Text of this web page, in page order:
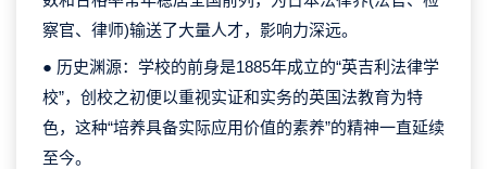
察官、律师)输送了大量人才，影响力深远。
● 历史渊源：学校的前身是1885年成立的“英吉利法律学
校”，创校之初便以重视实证和实务的英国法教育为特
色，这种“培养具备实际应用价值的素养”的精神一直延续
至今。